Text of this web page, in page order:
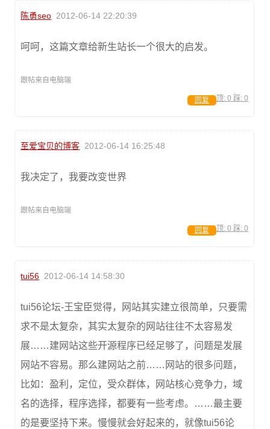
陈勇seo 2012-06-14 22:20:39
呵呵，这篇文章给新生站长一个很大的启发。
跟帖来自电脑端
顶: 0 踩: 0
回复
至爱宝贝的博客 2012-06-14 16:25:48
我决定了，我要改变世界
跟帖来自电脑端
顶: 0 踩: 0
回复
tui56 2012-06-14 14:58:30
tui56论坛-王宝臣觉得，网站其实建立很简单，只要需
求不是太复杂，其实太复杂的网站往往不太容易发
展……建网站这些开源程序已经足够了，问题是发展
网站不容易。那么建网站之前……网站的很多问题，
比如：盈利，定位，受众群体，网站核心竞争力，域
名的选择，程序选择，都要有一些考虑。……最主要
的是要坚持下来。慢慢就会好起来的，就像tui56论